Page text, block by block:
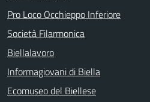
Pro Loco Occhieppo Inferiore
Società Filarmonica
Biellalavoro
Informagiovani di Biella
Ecomuseo del Biellese